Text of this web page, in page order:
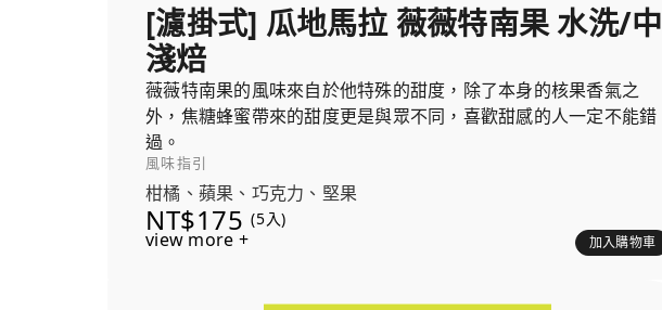
[濾掛式] 瓜地馬拉 薇薇特南果 水洗/中
淺焙
薇薇特南果的風味來自於他特殊的甜度，除了本身的核果香氣之
外，焦糖蜂蜜帶來的甜度更是與眾不同，喜歡甜感的人一定不能錯
過。
風味指引
柑橘、蘋果、巧克力、堅果
NT$175 (5入)
view more + 加入購物車